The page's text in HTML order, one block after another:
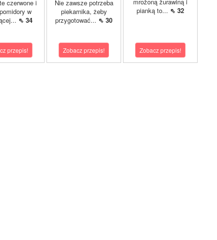
czerwone i
w
⇖ 34
przepis!
Nie zawsze potrzeba
piekarnika, żeby
przygotować... ⇖ 30
Zobacz przepis!
pianką to... ⇖ 32
Zobacz przepis!